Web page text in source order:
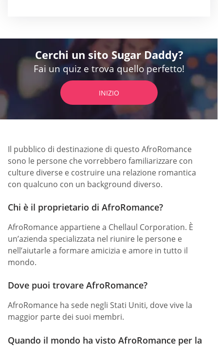
Cerchi un sito Sugar Daddy?
Fai un quiz e trova quello perfetto!
INIZIO
Il pubblico di destinazione di questo AfroRomance
sono le persone che vorrebbero familiarizzare con
culture diverse e costruire una relazione romantica
con qualcuno con un background diverso.
Chi è il proprietario di AfroRomance?
AfroRomance appartiene a Chellaul Corporation. È
un’azienda specializzata nel riunire le persone e
nell’aiutarle a formare amicizia e amore in tutto il
mondo.
Dove puoi trovare AfroRomance?
AfroRomance ha sede negli Stati Uniti, dove vive la
maggior parte dei suoi membri.
Quando il mondo ha visto AfroRomance per la